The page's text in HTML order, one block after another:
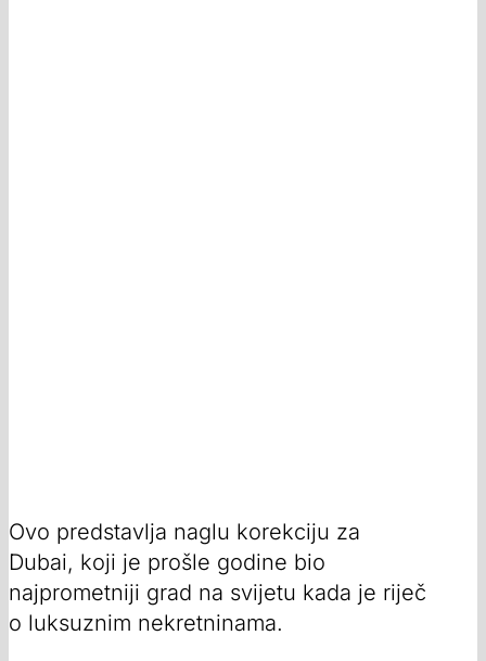
Ovo predstavlja naglu korekciju za
Dubai, koji je prošle godine bio
najprometniji grad na svijetu kada je riječ
o luksuznim nekretninama.